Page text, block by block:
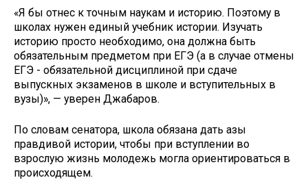
«Я бы отнес к точным наукам и историю. Поэтому в
школах нужен единый учебник истории. Изучать
историю просто необходимо, она должна быть
обязательным предметом при ЕГЭ (а в случае отмены
ЕГЭ - обязательной дисциплиной при сдаче
выпускных экзаменов в школе и вступительных в
вузы)», — уверен Джабаров.
По словам сенатора, школа обязана дать азы
правдивой истории, чтобы при вступлении во
взрослую жизнь молодежь могла ориентироваться в
происходящем.